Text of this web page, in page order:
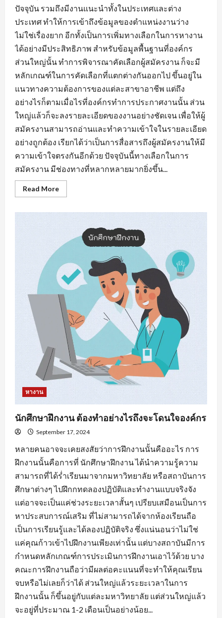
ปัจจุบัน รวมถึงมีงานแนะนำทั้งในประเทศและต่าง
ประเทศ ทำให้การเข้าถึงข้อมูลของตำแหน่งงานว่าง
ไม่ใช่เรื่องยาก อีกทั้งเป็นการเพิ่มทางเลือกในการหางาน
ได้อย่างมีประสิทธิภาพ สำหรับข้อมูลพื้นฐานที่องค์กร
ส่วนใหญ่นั้น ทำการพิจารณาคัดเลือกผู้สมัครงาน ก็จะมี
หลักเกณฑ์ในการคัดเลือกที่แตกต่างกันออกไป ขึ้นอยู่ใน
แนวทางความต้องการของแต่ละสาขาอาชีพ แต่ถึง
อย่างไรก็ตามเมื่อไรที่องค์กรทำการประกาศงานนั้น ส่วน
ใหญ่แล้วก็จะลงรายละเอียดของงานอย่างชัดเจน เพื่อให้ผู้
สมัครงานสามารถอ่านและทำความเข้าใจในรายละเอียด
อย่างถูกต้อง เรียกได้ว่าเป็นการสื่อสารถึงผู้สมัครงานให้มี
ความเข้าใจตรงกันอีกด้วย ปัจจุบันนี้ทางเลือกในการ
สมัครงาน มีช่องทางที่หลากหลายมากยิ่งขึ้น...
Read MoreRead
more
ยม
ความ
รับมือ
การ
หา
งาน
หางาน
นักศึกษาฝึกงาน ต้องทำอย่างไรถึงจะโดนใจองค์กร
September 17, 2024
หลายคนอาจจะเคยสงสัยว่าการฝึกงานนั้นคืออะไร การ
ฝึกงานนั้นคือการที่ นักศึกษาฝึกงาน ได้นำความรู้ความ
สามารถที่ได้ร่ำเรียนมาจากมหาวิทยาลัย หรือสถาบันการ
ศึกษาต่างๆ ไปฝึกกทดลองปฏิบัติและทำงานแบบจริงจัง
แต่อาจจะเป็นแค่ช่วงระยะเวลาสั้นๆ เปรียบเสมือนเป็นการ
หาประสบการณ์เสริม ที่ไม่สามารถได้จากห้องเรียนถือ
เป็นการเรียนรู้และได้ลองปฏิบัติจริง ซึ่งแน่นอนว่าไม่ใช่
แค่คุณก้าวเข้าไปฝึกงานเพียงเท่านั้น แต่บางสถาบันมีการ
กำหนดหลักเกณฑ์การประเมินการฝึกงานเอาไว้ด้วย บาง
คณะการฝึกงานถือว่ามีผลต่อคะแนนที่จะทำให้คุณเรียน
จบหรือไม่เลยก็ว่าได้ ส่วนใหญ่แล้วระยะเวลาในการ
ฝึกงานนั้น ก็ขึ้นอยู่กับแต่ละมหาวิทยาลัย แต่ส่วนใหญ่แล้ว
จะอยู่ที่ประมาณ 1-2 เดือนเป็นอย่างน้อย...